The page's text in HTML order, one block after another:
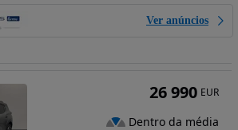
Ver anúncios
26 990 EUR
Dentro da média